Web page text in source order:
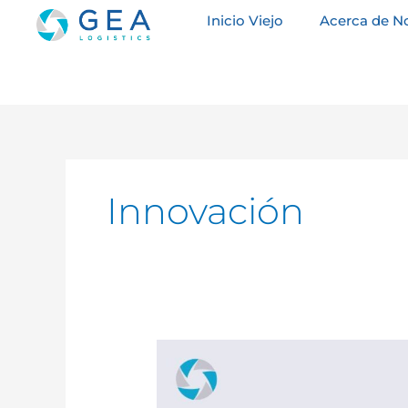
Inicio Viejo Acerca de
Innovación
servicio
lleva